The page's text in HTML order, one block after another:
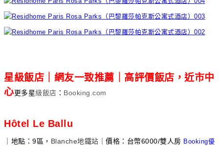
星級飯店｜網友一致推薦｜高評價飯店，近市中
心更多星級飯店 ： Booking.com
Hôtel Le Ballu
｜地點：9區， Blanche地鐵站 ｜價格：台幣6000/雙人房 Booking優